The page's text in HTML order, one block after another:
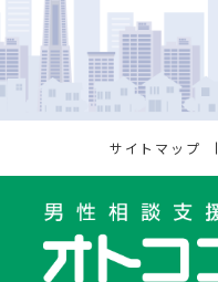
サイトマップ